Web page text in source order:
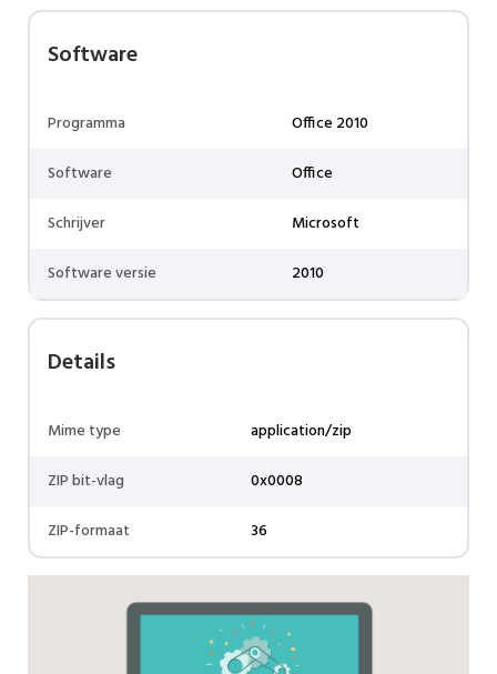
Software
Programma
Office 2010
Software
Office
Schrijver
Microsoft
Software versie
2010
Details
Mime type
application/zip
ZIP bit-vlag
0x0008
ZIP-formaat
36